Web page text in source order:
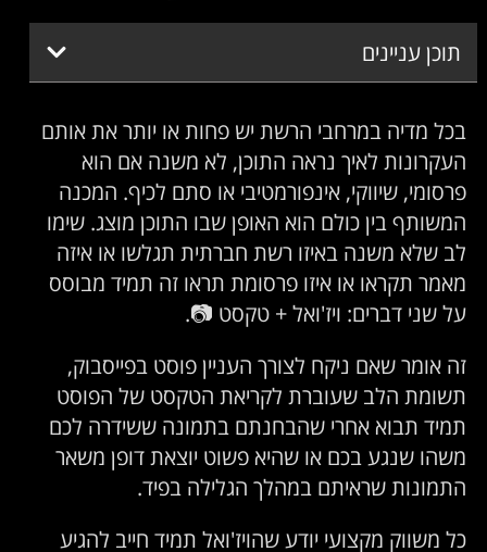
תוכן עניינים
בכל מדיה במרחבי הרשת יש פחות או יותר את אותם
העקרונות לאיך נראה התוכן, לא משנה אם הוא
פרסומי, שיווקי, אינפורמטיבי או סתם לכיף. המכנה
המשותף בין כולם הוא האופן שבו התוכן מוצג. שימו
לב שלא משנה באיזו רשת חברתית תגלשו או איזה
מאמר תקראו או איזו פרסומת תראו זה תמיד מבוסס
על שני דברים: ויז'ואל + טקסט 📷.
זה אומר שאם ניקח לצורך העניין פוסט בפייסבוק,
תשומת הלב שעוברת לקריאת הטקסט של הפוסט
תמיד תבוא אחרי שהבחנתם בתמונה ששידרה לכם
משהו שנגע בכם או שהיא פשוט יוצאת דופן משאר
התמונות שראיתם במהלך הגלילה בפיד.
כל משווק מקצועי יודע שהויז'ואל תמיד חייב להגיע